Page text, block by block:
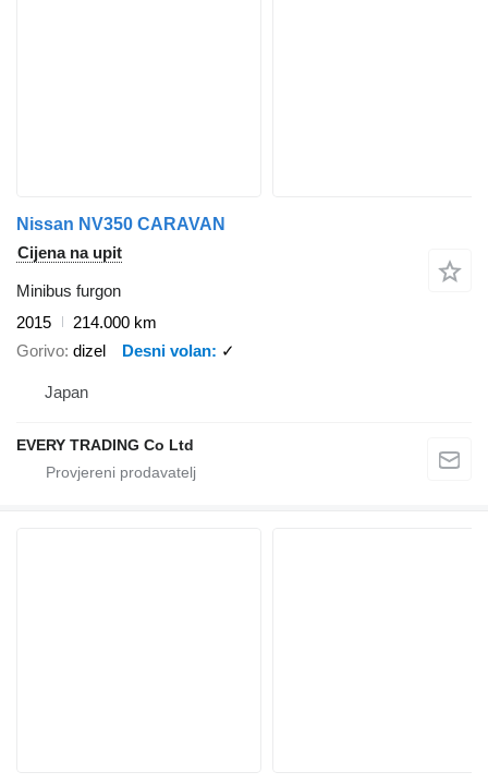
Nissan NV350 CARAVAN
Cijena na upit
Minibus furgon
2015
214.000 km
Gorivo dizel Desni volan ✓
Japan
EVERY TRADING Co Ltd